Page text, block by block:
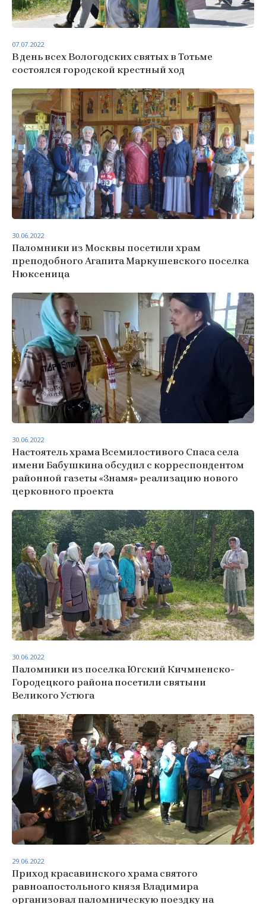
В день всех Вологодских святых в Тотьме
состоялся городской крестный ход
07.07.2022
Паломники из Москвы посетили храм
преподобного Агапита Маркушевского поселка
Нюксеница
30.06.2022
Настоятель храма Всемилостивого Спаса села
имени Бабушкина обсудил с корреспондентом
районной газеты «Знамя» реализацию нового
церковного проекта
30.06.2022
Паломники из поселка Югский Кичмненско-
Городецкого района посетили святыни
Великого Устюга
30.06.2022
Приход красавинского храма святого
равноапостольного князя Владимира
организовал паломническую поездку на
29.06.2022